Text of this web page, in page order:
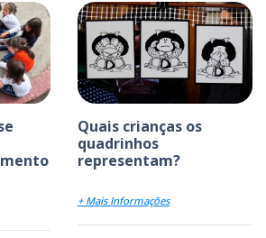
Quais crianças os
quadrinhos
representam?
+ Mais Informações